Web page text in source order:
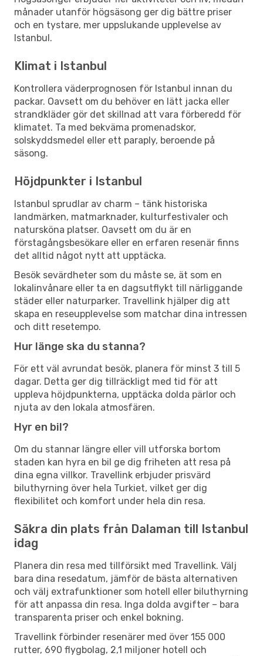
månader utanför högsäsong ger dig bättre priser
och en tystare, mer uppslukande upplevelse av
Istanbul.
Klimat i Istanbul
Kontrollera väderprognosen för Istanbul innan du
packar. Oavsett om du behöver en lätt jacka eller
strandkläder gör det skillnad att vara förberedd för
klimatet. Ta med bekväma promenadskor,
solskyddsmedel eller ett paraply, beroende på
säsong.
Höjdpunkter i Istanbul
Istanbul sprudlar av charm – tänk historiska
landmärken, matmarknader, kulturfestivaler och
natursköna platser. Oavsett om du är en
förstagångsbesökare eller en erfaren resenär finns
det alltid något nytt att upptäcka.
Besök sevärdheter som du måste se, ät som en
lokalinvånare eller ta en dagsutflykt till närliggande
städer eller naturparker. Travellink hjälper dig att
skapa en reseupplevelse som matchar dina intressen
och ditt resetempo.
Hur länge ska du stanna?
För ett väl avrundat besök, planera för minst 3 till 5
dagar. Detta ger dig tillräckligt med tid för att
uppleva höjdpunkterna, upptäcka dolda pärlor och
njuta av den lokala atmosfären.
Hyr en bil?
Om du stannar längre eller vill utforska bortom
staden kan hyra en bil ge dig friheten att resa på
dina egna villkor. Travellink erbjuder prisvärd
biluthyrning över hela Turkiet, vilket ger dig
flexibilitet och komfort under hela din resa.
Säkra din plats från Dalaman till Istanbul
idag
Planera din resa med tillförsikt med Travellink. Välj
bara dina resedatum, jämför de bästa alternativen
och välj extrafunktioner som hotell eller biluthyrning
för att anpassa din resa. Inga dolda avgifter – bara
transparenta priser och enkel bokning.
Travellink förbinder resenärer med över 155 000
rutter, 690 flygbolag, 2,1 miljoner hotell och